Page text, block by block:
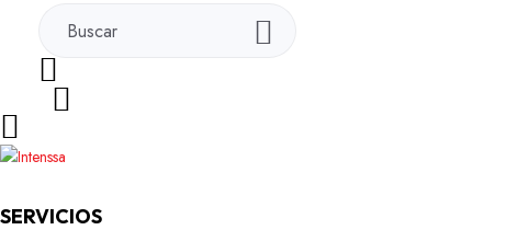
SERVICIOS